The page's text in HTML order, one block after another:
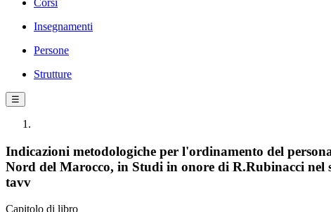
Corsi
Insegnamenti
Persone
Strutture
☰
Indicazioni metodologiche per l'ordinamento del
Nord del Marocco, in Studi in onore di R.Rubinacci nel
tavv
Capitolo di libro